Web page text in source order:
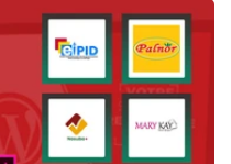
de vente, optimisés
présence en ligne. 💡
Créativité et sens du
réactive ✔️ Respect des
multi-
Je travaille avec des
de contenu et